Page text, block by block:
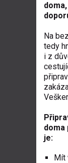
Na
tedy
i z
doma
je:
Mít